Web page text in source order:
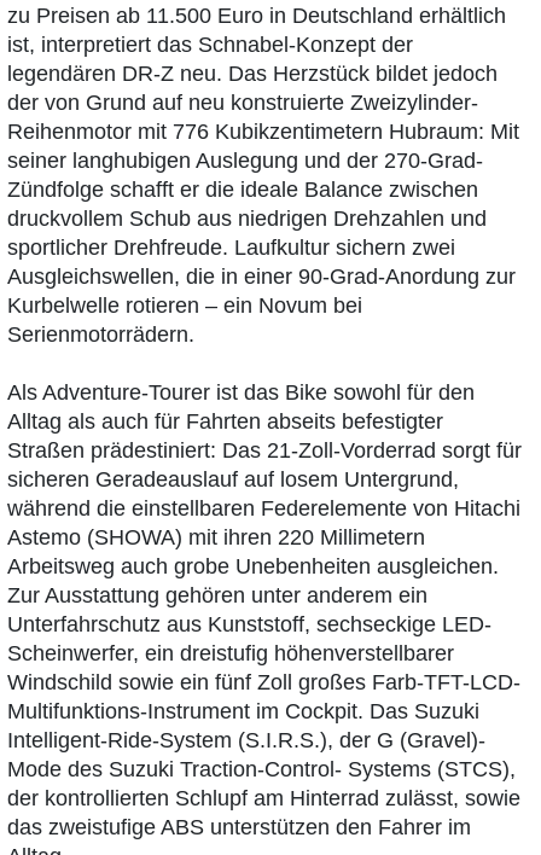
zu Preisen ab 11.500 Euro in Deutschland erhältlich
ist, interpretiert das Schnabel-Konzept der
legendären DR-Z neu. Das Herzstück bildet jedoch
der von Grund auf neu konstruierte Zweizylinder-
Reihenmotor mit 776 Kubikzentimetern Hubraum: Mit
seiner langhubigen Auslegung und der 270-Grad-
Zündfolge schafft er die ideale Balance zwischen
druckvollem Schub aus niedrigen Drehzahlen und
sportlicher Drehfreude. Laufkultur sichern zwei
Ausgleichswellen, die in einer 90-Grad-Anordung zur
Kurbelwelle rotieren – ein Novum bei
Serienmotorrädern.
Als Adventure-Tourer ist das Bike sowohl für den
Alltag als auch für Fahrten abseits befestigter
Straßen prädestiniert: Das 21-Zoll-Vorderrad sorgt für
sicheren Geradeauslauf auf losem Untergrund,
während die einstellbaren Federelemente von Hitachi
Astemo (SHOWA) mit ihren 220 Millimetern
Arbeitsweg auch grobe Unebenheiten ausgleichen.
Zur Ausstattung gehören unter anderem ein
Unterfahrschutz aus Kunststoff, sechseckige LED-
Scheinwerfer, ein dreistufig höhenverstellbarer
Windschild sowie ein fünf Zoll großes Farb-TFT-LCD-
Multifunktions-Instrument im Cockpit. Das Suzuki
Intelligent-Ride-System (S.I.R.S.), der G (Gravel)-
Mode des Suzuki Traction-Control- Systems (STCS),
der kontrollierten Schlupf am Hinterrad zulässt, sowie
das zweistufige ABS unterstützen den Fahrer im